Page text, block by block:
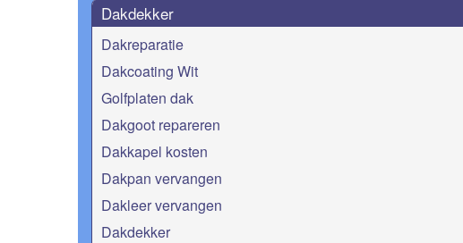
Dakdekker
Dakreparatie
Dakcoating Wit
Golfplaten dak
Dakgoot repareren
Dakkapel kosten
Dakpan vervangen
Dakleer vervangen
Dakdekker